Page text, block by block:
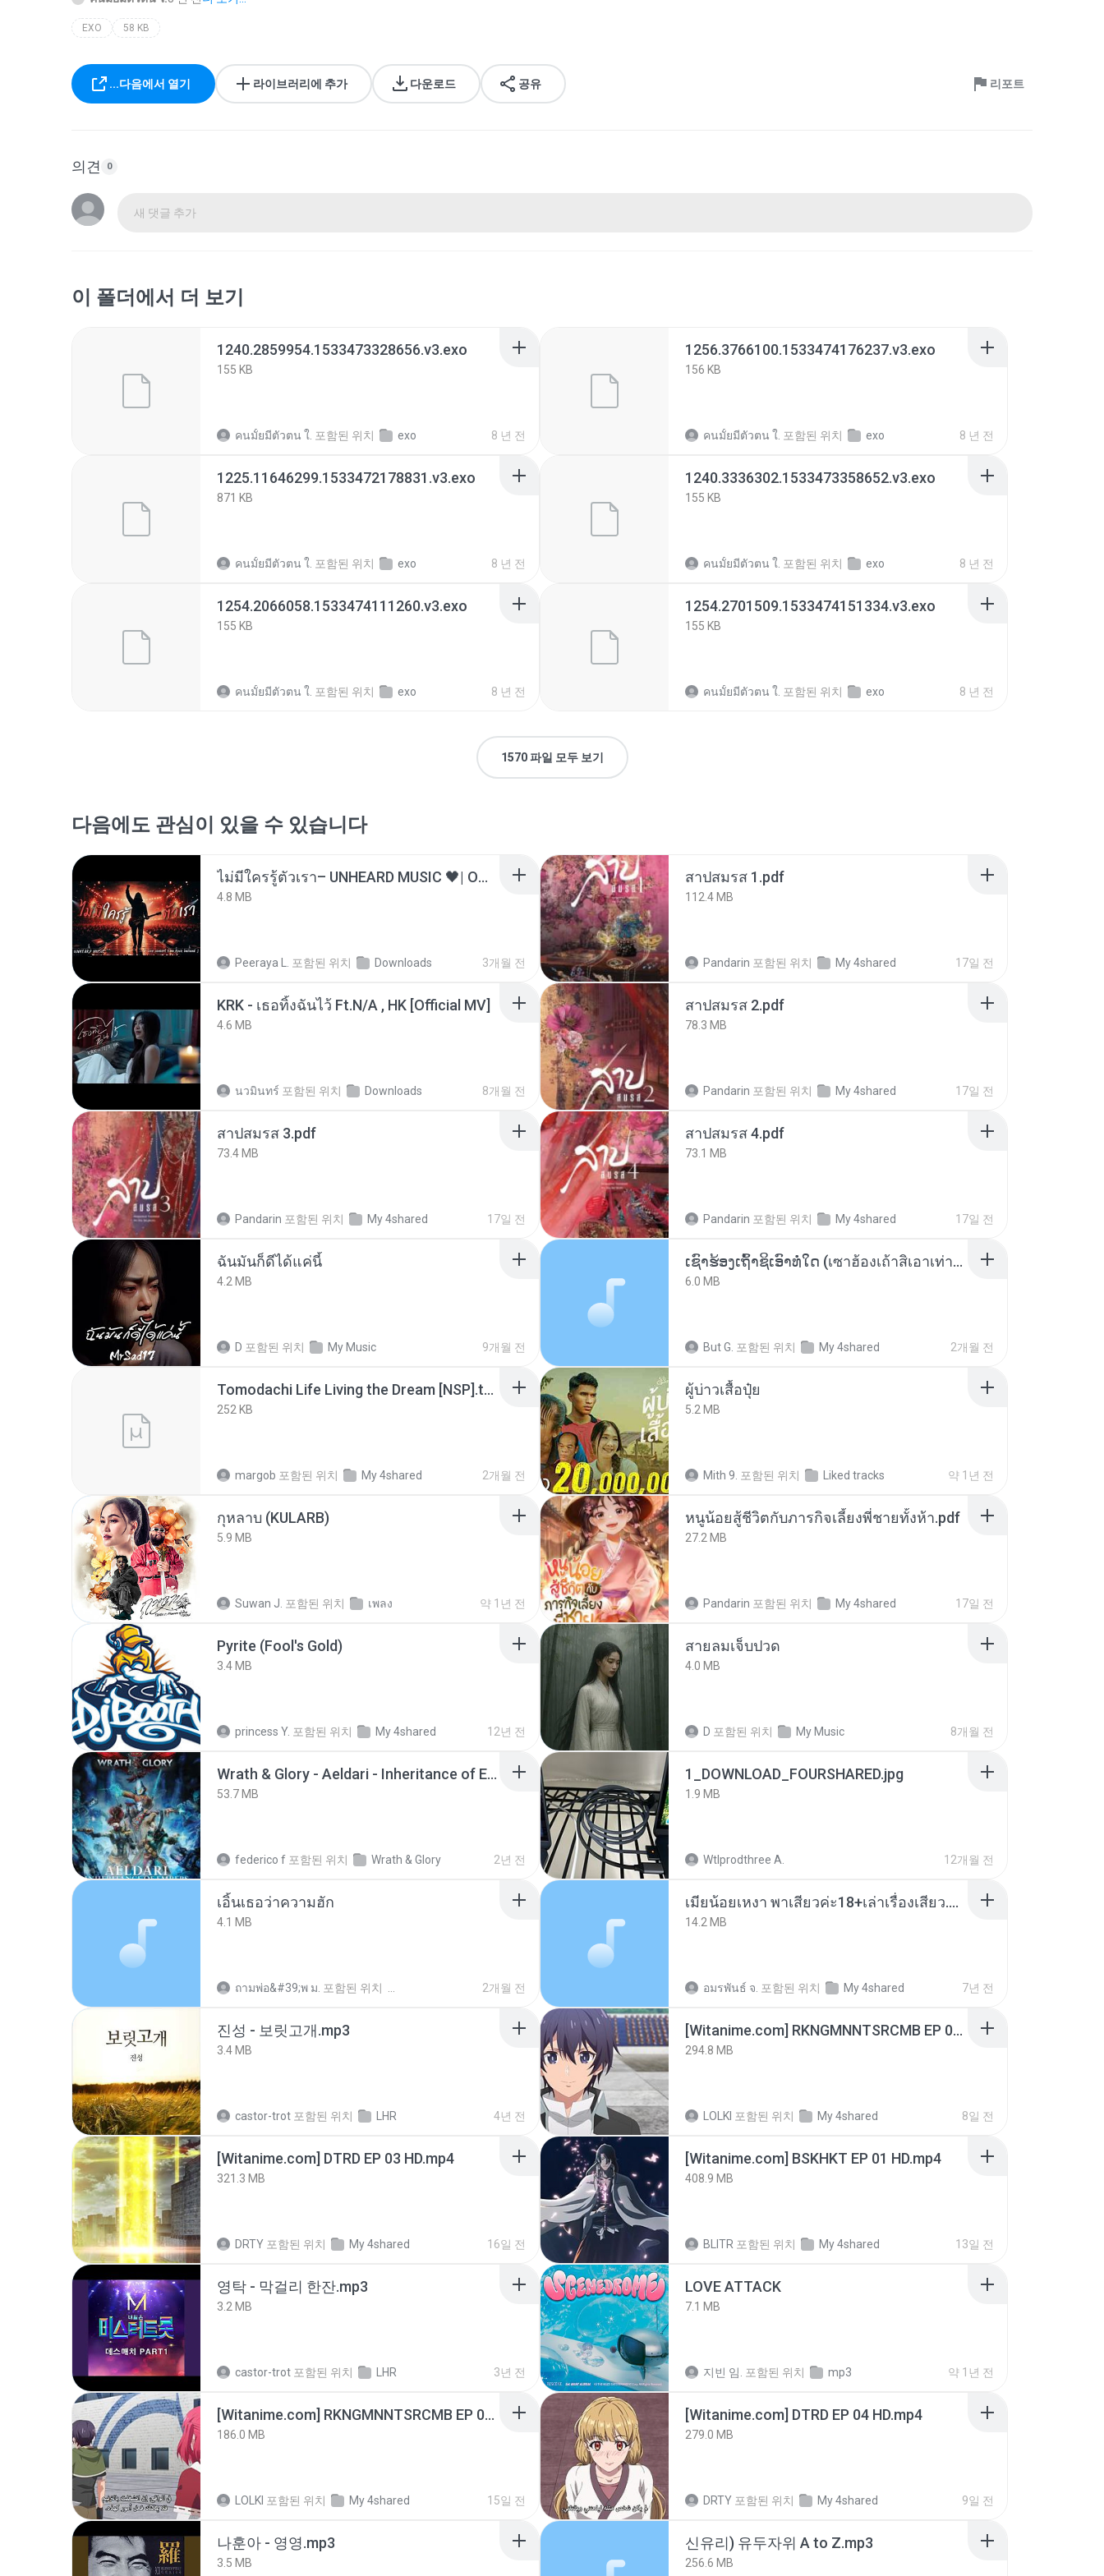
EXO 58 KB
...다음에서 열기 라이브러리에 추가 다운로드 공유 리포트
의견 0
새 댓글 추가
이 폴더에서 더 보기
1240.2859954.1533473328656.v3.exo
155 KB
คนมั้ยมีตัวตน ใ. 포함된 위치 exo 8 년 전
1256.3766100.1533474176237.v3.exo
156 KB
คนมั้ยมีตัวตน ใ. 포함된 위치 exo 8 년 전
1225.11646299.1533472178831.v3.exo
871 KB
คนมั้ยมีตัวตน ใ. 포함된 위치 exo 8 년 전
1240.3336302.1533473358652.v3.exo
155 KB
คนมั้ยมีตัวตน ใ. 포함된 위치 exo 8 년 전
1254.2066058.1533474111260.v3.exo
155 KB
คนมั้ยมีตัวตน ใ. 포함된 위치 exo 8 년 전
1254.2701509.1533474151334.v3.exo
155 KB
คนมั้ยมีตัวตน ใ. 포함된 위치 exo 8 년 전
1570 파일 모두 보기
다음에도 관심이 있을 수 있습니다
ไม่มีใครรู้ตัวเรา– UNHEARD MUSIC 🖤| Official Lyric Video | เพลงสู้ชีวิต
4.8 MB
Peeraya L. 포함된 위치 Downloads 3개월 전
สาปสมรส 1.pdf
112.4 MB
Pandarin 포함된 위치 My 4shared 17일 전
KRK - เธอทิ้งฉันไว้ Ft.N/A , HK [Official MV]
4.6 MB
นวมินทร์ 포함된 위치 Downloads 8개월 전
สาปสมรส 2.pdf
78.3 MB
Pandarin 포함된 위치 My 4shared 17일 전
สาปสมรส 3.pdf
73.4 MB
Pandarin 포함된 위치 My 4shared 17일 전
สาปสมรส 4.pdf
73.1 MB
Pandarin 포함된 위치 My 4shared 17일 전
ฉันมันก็ดีได้แค่นี้
4.2 MB
D 포함된 위치 My Music 9개월 전
ເຊົາຮ້ອງເຖົ້າຊິເອົາທໍ່ໃດ (เซาฮ้องเถ้าสิเอาเท่าใด) ບຸນເກີດ ຫນູຫ່ວງ ft. ໂສພາ ຈຸນທະລາ
6.0 MB
But G. 포함된 위치 My 4shared 2개월 전
Tomodachi Life Living the Dream [NSP].torrent
252 KB
margob 포함된 위치 My 4shared 2개월 전
ผู้บ่าวเสื้อปุ๋ย
5.2 MB
Mith 9. 포함된 위치 Liked tracks 약 1년 전
กุหลาบ (KULARB)
5.9 MB
Suwan J. 포함된 위치 เพลง 약 1년 전
หนูน้อยสู้ชีวิตกับภารกิจเลี้ยงพี่ชายทั้งห้า.pdf
27.2 MB
Pandarin 포함된 위치 My 4shared 17일 전
Pyrite (Fool's Gold)
3.4 MB
princess Y. 포함된 위치 My 4shared 12년 전
สายลมเจ็บปวด
4.0 MB
D 포함된 위치 My Music 8개월 전
Wrath & Glory - Aeldari - Inheritance of Embers.pdf
53.7 MB
federico f 포함된 위치 Wrath & Glory 2년 전
1_DOWNLOAD_FOURSHARED.jpg
1.9 MB
Wtlprodthree A. 12개월 전
เอิ้นเธอว่าความฮัก
4.1 MB
ถามพ่อ&#39;พ ม. 포함된 위치 2개월 전
เมียน้อยเหงา พาเสียวค่ะ18+เล่าเรื่องเสียว.mp3
14.2 MB
อมรพันธ์ จ. 포함된 위치 My 4shared 7년 전
진성 - 보릿고개.mp3
3.4 MB
castor-trot 포함된 위치 LHR 4년 전
[Witanime.com] RKNGMNNTSRCMB EP 06 HD.mp4
294.8 MB
LOLKI 포함된 위치 My 4shared 8일 전
[Witanime.com] DTRD EP 03 HD.mp4
321.3 MB
DRTY 포함된 위치 My 4shared 16일 전
[Witanime.com] BSKHKT EP 01 HD.mp4
408.9 MB
BLITR 포함된 위치 My 4shared 13일 전
영탁 - 막걸리 한잔.mp3
3.2 MB
castor-trot 포함된 위치 LHR 3년 전
LOVE ATTACK
7.1 MB
지빈 임. 포함된 위치 mp3 약 1년 전
[Witanime.com] RKNGMNNTSRCMB EP 05 HD.mp4
186.0 MB
LOLKI 포함된 위치 My 4shared 15일 전
[Witanime.com] DTRD EP 04 HD.mp4
279.0 MB
DRTY 포함된 위치 My 4shared 9일 전
나훈아 - 영영.mp3
3.5 MB
신유리) 유두자위 A to Z.mp3
256.6 MB